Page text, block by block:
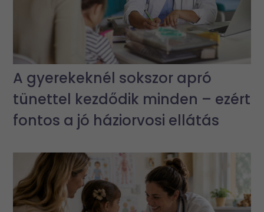
A gyerekeknél sokszor apró
tünettel kezdődik minden – ezért
fontos a jó háziorvosi ellátás